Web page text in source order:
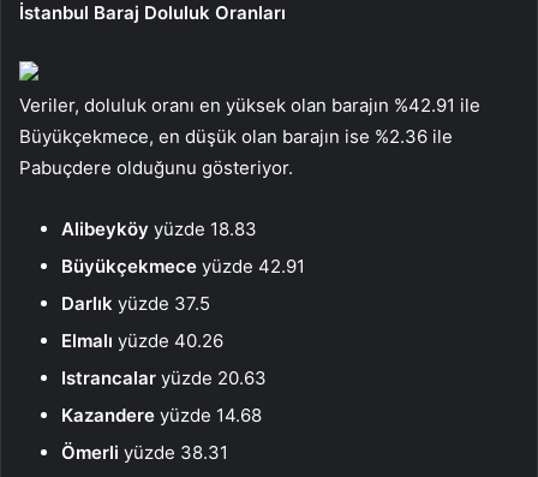
İstanbul Baraj Doluluk Oranları
Veriler, doluluk oranı en yüksek olan barajın %42.91 ile
Büyükçekmece, en düşük olan barajın ise %2.36 ile
Pabuçdere olduğunu gösteriyor.
Alibeyköy yüzde 18.83
Büyükçekmece yüzde 42.91
Darlık yüzde 37.5
Elmalı yüzde 40.26
Istrancalar yüzde 20.63
Kazandere yüzde 14.68
Ömerli yüzde 38.31